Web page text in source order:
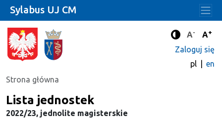
Tryb
A- A+
Zaloguj się
pl
en
Strona główna
Sylabus UJ CM
Lista jednostek
2022/23, jednolite magisterskie